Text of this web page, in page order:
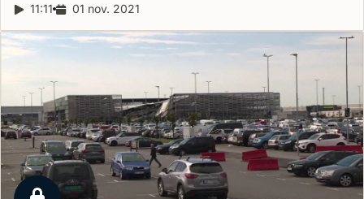
Reportagelängd:
11:11 Releasedatum:
01 nov. 2021